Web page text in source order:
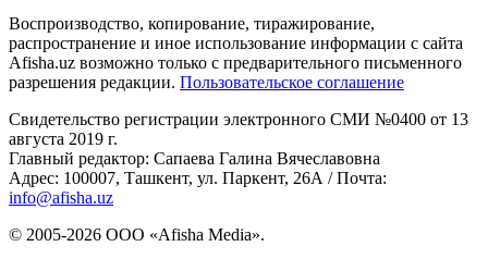
Воспроизводство, копирование, тиражирование,
распространение и иное использование информации с сайта
Afisha.uz возможно только с предварительного письменного
разрешения редакции. Пользовательское соглашение
Свидетельство регистрации электронного СМИ №0400 от 13
августа 2019 г.
Главный редактор: Сапаева Галина Вячеславовна
Адрес: 100007, Ташкент, ул. Паркент, 26А / Почта:
info@afisha.uz
© 2005-2026 ООО «Afisha Media».